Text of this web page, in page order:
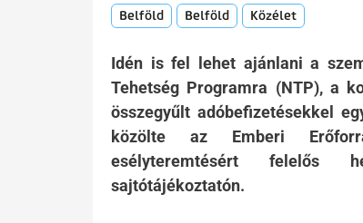
Belföld Belföld Közélet
Idén is fel lehet ajánlani a
Tehetség Programra (NTP), a
összegyűlt adóbefizetésekkel
közölte az Emberi
esélyteremtésért felelős
sajtótájékoztatón.